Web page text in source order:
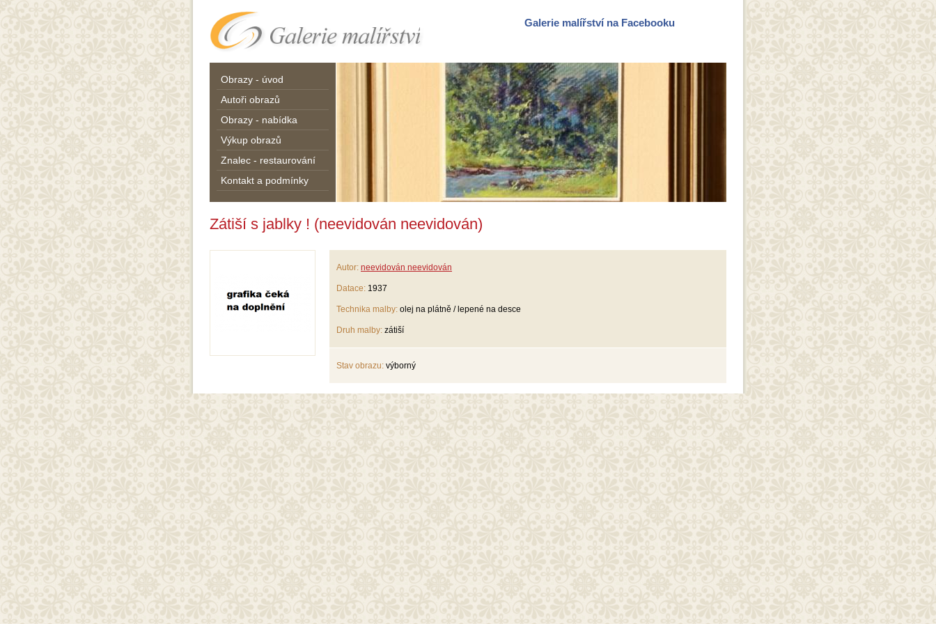
Galerie malířství na Facebooku
Obrazy - úvod
Autoři obrazů
Obrazy - nabídka
Výkup obrazů
Znalec - restaurování
Kontakt a podmínky
Zátiší s jablky ! (neevidován neevidován)
Autor: neevidován neevidován
Datace: 1937
Technika malby: olej na plátně / lepené na desce
Druh malby: zátiší
Stav obrazu: výborný